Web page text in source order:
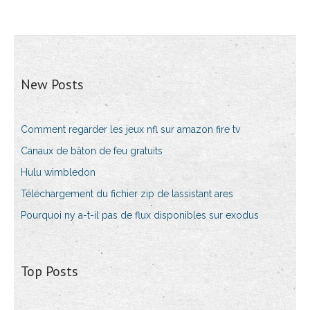
New Posts
Comment regarder les jeux nfl sur amazon fire tv
Canaux de bâton de feu gratuits
Hulu wimbledon
Téléchargement du fichier zip de lassistant ares
Pourquoi ny a-t-il pas de flux disponibles sur exodus
Top Posts